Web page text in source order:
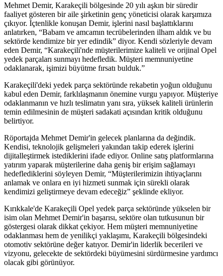
Mehmet Demir, Karakeçili bölgesinde 20 yılı aşkın bir süredir
faaliyet gösteren bir aile şirketinin genç yöneticisi olarak karşımıza
çıkıyor. İçtenlikle konuşan Demir, işlerini nasıl başlattıklarını
anlatırken, “Babam ve amcamın tecrübelerinden ilham aldık ve bu
sektörde kendimize bir yer edindik” diyor. Kendi sözleriyle devam
eden Demir, “Karakeçili'nde müşterilerimize kaliteli ve orijinal Opel
yedek parçaları sunmayı hedefledik. Müşteri memnuniyetine
odaklanarak, işimizi büyütme fırsatı bulduk.”
Karakeçili'deki yedek parça sektöründe rekabetin yoğun olduğunu
kabul eden Demir, farklılaşmanın önemine vurgu yapıyor. Müşteriye
odaklanmanın ve hızlı teslimatın yanı sıra, yüksek kaliteli ürünlerin
temin edilmesinin de müşteri sadakati açısından kritik olduğunu
belirtiyor.
Röportajda Mehmet Demir'in gelecek planlarına da değindik.
Kendisi, teknolojik gelişmeleri yakından takip ederek işlerini
dijitalleştirmek istediklerini ifade ediyor. Online satış platformlarına
yatırım yaparak müşterilerine daha geniş bir erişim sağlamayı
hedeflediklerini söyleyen Demir, “Müşterilerimizin ihtiyaçlarını
anlamak ve onlara en iyi hizmeti sunmak için sürekli olarak
kendimizi geliştirmeye devam edeceğiz” şeklinde ekliyor.
Kırıkkale'de Karakeçili Opel yedek parça sektöründe yükselen bir
isim olan Mehmet Demir'in başarısı, sektöre olan tutkusunun bir
göstergesi olarak dikkat çekiyor. Hem müşteri memnuniyetine
odaklanması hem de yenilikçi yaklaşımı, Karakeçili bölgesindeki
otomotiv sektörüne değer katıyor. Demir'in liderlik becerileri ve
vizyonu, gelecekte de sektördeki büyümesini sürdürmesine yardımcı
olacak gibi görünüyor.